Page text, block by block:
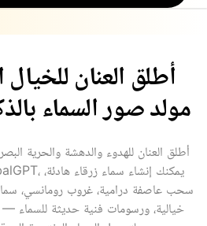
أطلق العنان
مولد صور السماء
أطلق العنان للهدوء والدهشة والحرية
سحب عاصفة درامية، غروب رومانسي، سماء
خيالية، ورسومات فنية حديثة للسماء —